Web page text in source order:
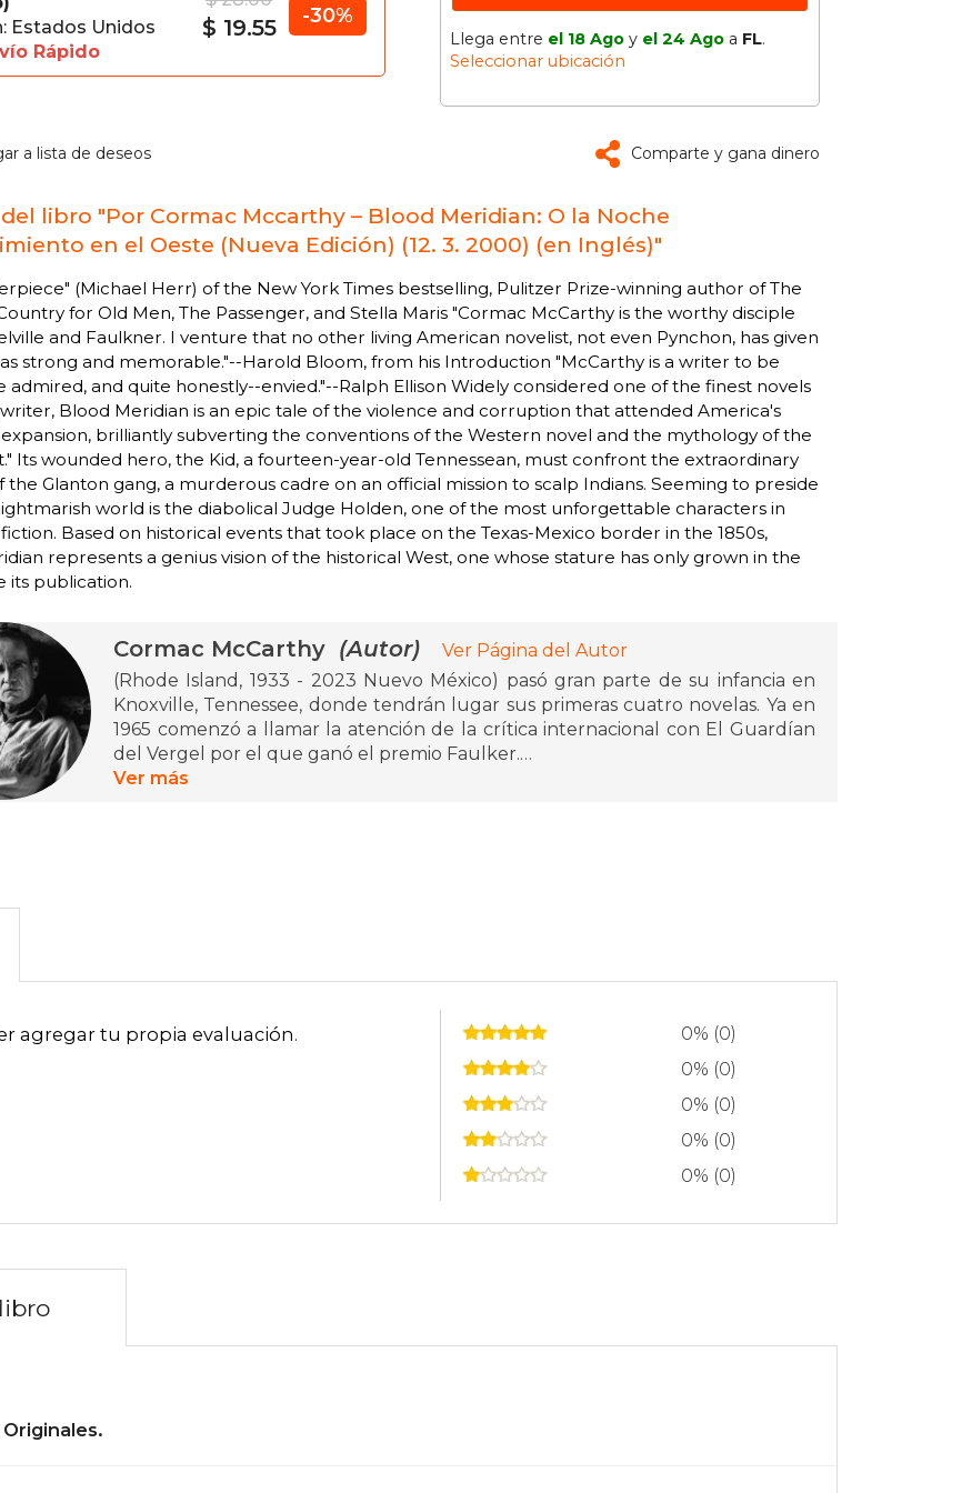
Estados Unidos
Rápido
$ 19.55 -30%
Llega entre el 18 Ago y el 24 Ago a FL.
Seleccionar ubicación
a lista de deseos Comparte y gana dinero
libro "Por Cormac Mccarthy – Blood Meridian: O la Noche
en el Oeste (Nueva Edición) (12. 3. 2000) (en Inglés)"
(Michael Herr) of the New York Times bestselling, Pulitzer Prize-winning author of The
for Old Men, The Passenger, and Stella Maris "Cormac McCarthy is the worthy disciple
and Faulkner. I venture that no other living American novelist, not even Pynchon, has given
strong and memorable."--Harold Bloom, from his Introduction "McCarthy is a writer to be
admired, and quite honestly--envied."--Ralph Ellison Widely considered one of the finest novels
writer, Blood Meridian is an epic tale of the violence and corruption that attended America's
brilliantly subverting the conventions of the Western novel and the mythology of the
Its wounded hero, the Kid, a fourteen-year-old Tennessean, must confront the extraordinary
the Glanton gang, a murderous cadre on an official mission to scalp Indians. Seeming to preside
world is the diabolical Judge Holden, one of the most unforgettable characters in
Based on historical events that took place on the Texas-Mexico border in the 1850s,
represents a genius vision of the historical West, one whose stature has only grown in the
its publication.
Cormac McCarthy (Autor)
Ver Página del Autor
(Rhode Island, 1933 - 2023 Nuevo México) pasó gran parte de su infancia en
Knoxville, Tennessee, donde tendrán lugar sus primeras cuatro novelas. Ya en
1965 comenzó a llamar la atención de la crítica internacional con El Guardían
del Vergel por el que ganó el premio Faulker.
Ver más
agregar tu propia evaluación.
0% (0)
0% (0)
0% (0)
0% (0)
0% (0)